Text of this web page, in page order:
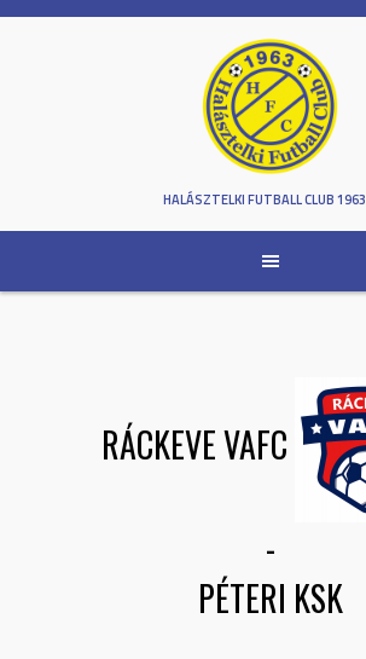
Skip
HALÁSZTELKI FUTBALL CLUB 1963
RÁCKEVE VAFC
-
PÉTERI KSK